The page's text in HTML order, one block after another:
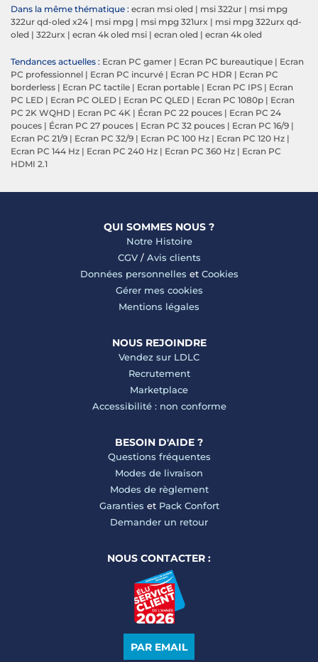
Dans la même thématique : ecran msi oled | msi 322ur | msi mpg
322ur qd-oled x24 | msi mpg | msi mpg 321urx | msi mpg 322urx qd-
oled | 322urx | ecran 4k oled msi | ecran oled | ecran 4k oled
Tendances actuelles : Ecran PC gamer | Ecran PC bureautique | Ecran
PC professionnel | Ecran PC incurvé | Ecran PC HDR | Ecran PC
borderless | Ecran PC tactile | Ecran portable | Ecran PC IPS | Ecran
PC LED | Ecran PC OLED | Ecran PC QLED | Ecran PC 1080p | Ecran
PC 2K WQHD | Ecran PC 4K | Écran PC 22 pouces | Ecran PC 24
pouces | Écran PC 27 pouces | Ecran PC 32 pouces | Ecran PC 16/9 |
Ecran PC 21/9 | Ecran PC 32/9 | Ecran PC 100 Hz | Ecran PC 120 Hz |
Ecran PC 144 Hz | Ecran PC 240 Hz | Ecran PC 360 Hz | Ecran PC
HDMI 2.1
QUI SOMMES NOUS ?
Notre Histoire
CGV/ Avis clients
Données personnelles et Cookies
Gérer mes cookies
Mentions légales
NOUS REJOINDRE
Vendez sur LDLC
Recrutement
Marketplace
Accessibilité : non conforme
BESOIN D'AIDE ?
Questions fréquentes
Modes de livraison
Modes de règlement
Garanties et Pack Confort
Demander un retour
NOUS CONTACTER :
PAR EMAIL